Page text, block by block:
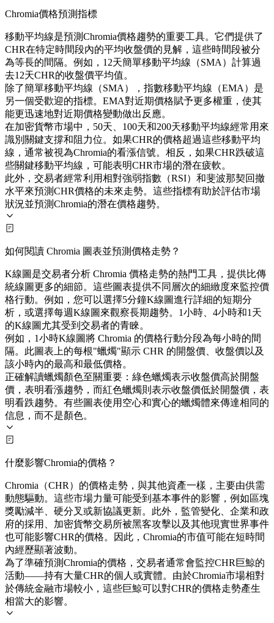
Chromia價格預測指標
移動平均線是預測Chromia價格趨勢的重要工具。它們提供了
CHR在特定時間段內的平均收盤價的見解，這些時間段被分
為等長的間隔。例如，12天簡單移動平均線（SMA）計算過
去12天CHR的收盤價平均值。
除了簡單移動平均線（SMA），指數移動平均線（EMA）是
另一個受歡迎的指標。EMA對近期價格賦予更多權重，使其
能更迅速地對近期價格變動做出反應。
在加密貨幣市場中，50天、100天和200天移動平均線經常用來
識別關鍵支撐和阻力位。如果CHR的價格超過這些移動平均
線，通常被視為Chromia的看漲信號。相反，如果CHR跌破這
些關鍵移動平均線，可能表明CHR市場的潛在疲軟。
此外，交易者經常利用相對強弱指數（RSI）和斐波那契回撤
水平來預測CHR價格的未來走勢。這些指標有助於評估市場
狀況並預測Chromia的潛在價格趨勢。
如何閱讀 Chromia 圖表並預測價格走勢？
K線圖是交易者分析 Chromia 價格走勢的熱門工具，提供比傳
統線圖更多的細節。這些圖表提供不同層次的細緻度來監控價
格行動。例如，您可以選擇5分鐘K線圖進行詳細的短期分
析，或選擇每週K線圖來觀察長期趨勢。1小時、4小時和1天
的K線圖尤其受到交易者的青睞。
例如，1小時K線圖將 Chromia 的價格行動分段為每小時的間
隔。此圖表上的每根"蠟燭"顯示 CHR 的開盤價、收盤價以及
該小時內的最高和最低價格。
正確解讀蠟燭顏色至關重要：綠色蠟燭表示收盤價高於開盤
價，表明看漲趨勢，而紅色蠟燭則表示收盤價低於開盤價，表
明看跌趨勢。有些圖表使用空心和實心的蠟燭體來傳達相同的
信息，而不是顏色。
什麼影響Chromia的價格？
Chromia（CHR）的價格走勢，與其他資產一樣，主要由供需
動態驅動。這些市場力量可能受到基本事件的影響，例如區塊
獎勵減半、硬分叉或新協議更新。此外，監管變化、企業和政
府的採用、加密貨幣交易所被黑客攻擊以及其他現實世界事件
也可能影響CHR的價格。因此，Chromia的市值可能在短時間
內經歷顯著波動。
為了準確預測Chromia的價格，交易者通常會監控CHR巨鯨的
活動——持有大量CHR的個人或實體。由於Chromia市場相對
於傳統金融市場較小，這些巨鯨可以對CHR的價格走勢產生
相當大的影響。